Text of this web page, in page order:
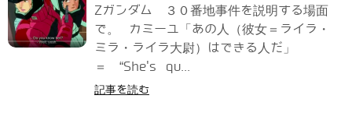
Zガンダム ３０番地事件を説明する場面
で。 カミーユ「あの人（彼女＝ライラ・
ミラ・ライラ大尉）はできる人だ」
＝ “She's qu...
記事を読む